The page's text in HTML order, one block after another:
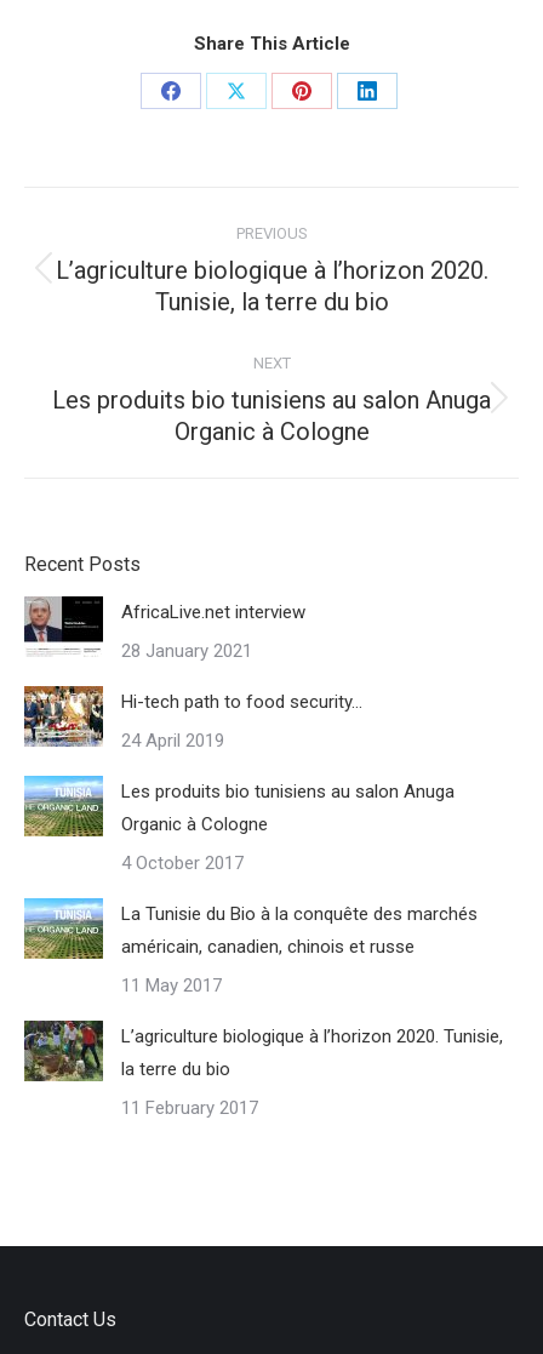
Share This Article
Share
Share
Share
Share
navigation
PREVIOUS
Previous
post:
L’agriculture biologique à l’horizon 2020.
Tunisie, la terre du bio
NEXT
Next
post:
Les produits bio tunisiens au salon Anuga
Organic à Cologne
Recent Posts
AfricaLive.net interview
28 January 2021
Hi-tech path to food security…
24 April 2019
Les produits bio tunisiens au salon Anuga
Organic à Cologne
4 October 2017
La Tunisie du Bio à la conquête des marchés
américain, canadien, chinois et russe
11 May 2017
L’agriculture biologique à l’horizon 2020. Tunisie,
la terre du bio
11 February 2017
Contact Us